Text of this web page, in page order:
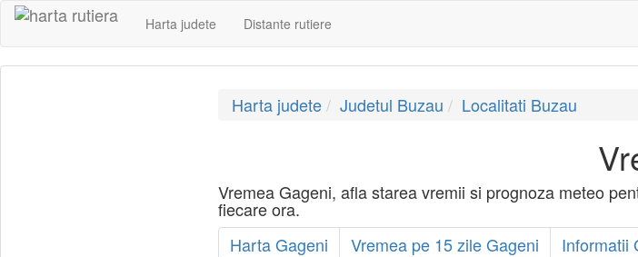
Harta judete Distante rutiere
Harta judete Judetul Buzau Localitati Buzau
Vremea Gageni, afla starea vremii si prognoza meteo
fiecare ora.
Harta Gageni
Vremea pe 15 zile Gageni Informatii